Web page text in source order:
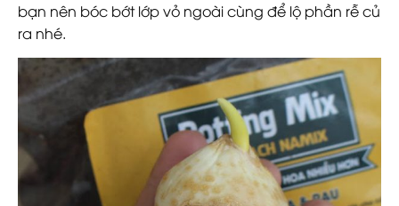
bạn nên bóc bớt lớp vỏ ngoài cùng để lộ phần rễ củ
ra nhé.